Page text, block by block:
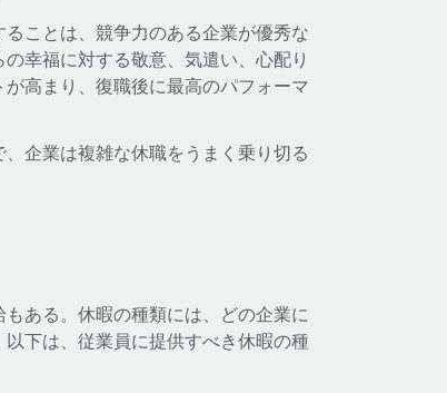
ことは、競争力のある企業が優秀な
幸福に対する敬意、気遣い、心配り
高まり、復職後に最高のパフォーマ
企業は複雑な休職をうまく乗り切る
ある。休暇の種類には、どの企業に
下は、従業員に提供すべき休暇の種